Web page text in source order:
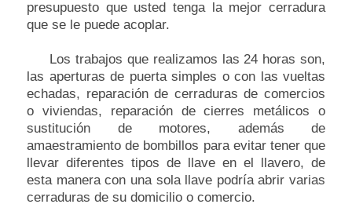
presupuesto que usted tenga la mejor cerradura
que se le puede acoplar.
Los trabajos que realizamos las 24 horas son,
las aperturas de puerta simples o con las vueltas
echadas, reparación de cerraduras de comercios
o viviendas, reparación de cierres metálicos o
sustitución de motores, además de
amaestramiento de bombillos para evitar tener que
llevar diferentes tipos de llave en el llavero, de
esta manera con una sola llave podría abrir varias
cerraduras de su domicilio o comercio.